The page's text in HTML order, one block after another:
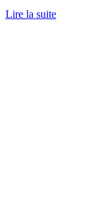
Lire la suite